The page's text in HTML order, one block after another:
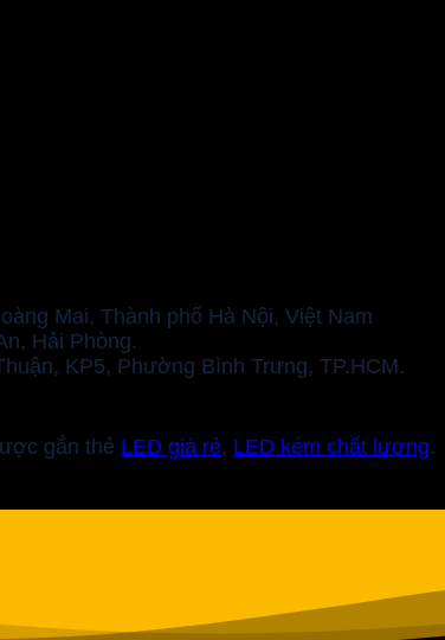
Mai, Thành phố Hà Nội, Việt Nam
Hải Phòng.
KP5, Phường Bình Trưng, TP.HCM.
gắn thẻ LED giá rẻ, LED kém chất lượng.